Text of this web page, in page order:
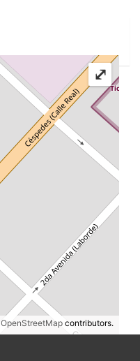
OpenStreetMap contributors.
⤢